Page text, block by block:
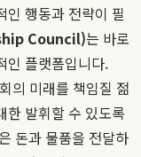
인 행동과 전략이 필
Council)는 바로
인 플랫폼입니다.
의 미래를 책임질 젊
한 발휘할 수 있도록
돈과 물품을 전달하